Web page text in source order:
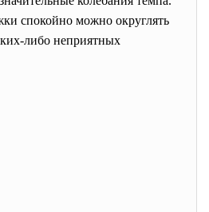
спокойно можно округлять
либо неприятных